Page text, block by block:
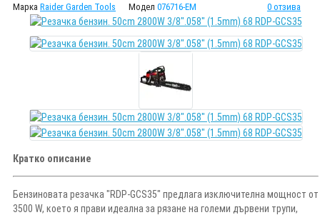
Марка Raider Garden Tools Модел 076716-EM 0 отзива
Кратко описание
Бензиновата резачка "RDP-GCS35" предлага изключителна мощност от
3500 W, което я прави идеална за рязане на големи дървени трупи,